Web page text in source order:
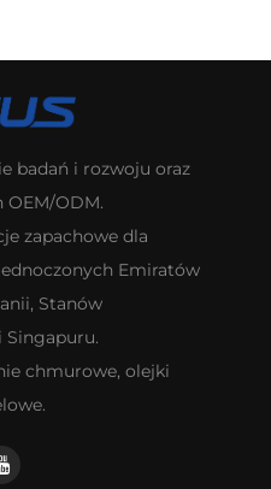
badań i rozwoju oraz
OEM/ODM.
zapachowe dla
Emiratów
Stanów
Singapuru.
chmurowe, olejki